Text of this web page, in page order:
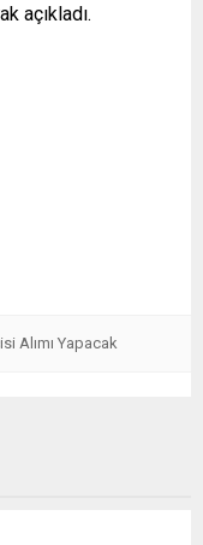
açıkladı.
Alımı Yapacak